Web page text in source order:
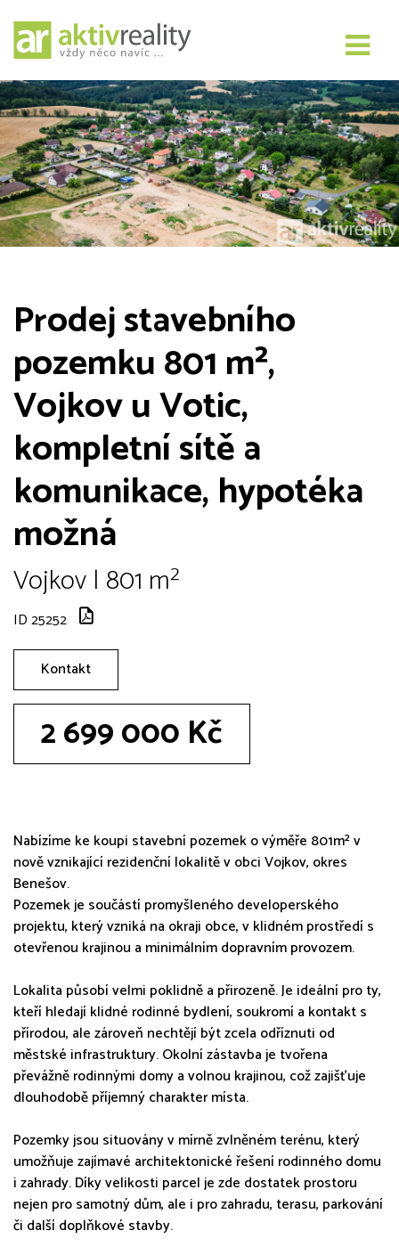
Prodej stavebního
pozemku 801 m²,
Vojkov u Votic,
kompletní sítě a
komunikace, hypotéka
možná
Vojkov | 801 m²
ID 25252
Kontakt
2 699 000 Kč
Nabízíme ke koupi stavební pozemek o výměře 801m² v
nově vznikající rezidenční lokalitě v obci Vojkov, okres
Benešov.
Pozemek je součástí promyšleného developerského
projektu, který vzniká na okraji obce, v klidném prostředí s
otevřenou krajinou a minimálním dopravním provozem.
Lokalita působí velmi poklidně a přirozeně. Je ideální pro ty,
kteří hledají klidné rodinné bydlení, soukromí a kontakt s
přírodou, ale zároveň nechtějí být zcela odříznuti od
městské infrastruktury. Okolní zástavba je tvořena
převážně rodinnými domy a volnou krajinou, což zajišťuje
dlouhodobě příjemný charakter místa.
Pozemky jsou situovány v mírně zvlněném terénu, který
umožňuje zajímavé architektonické řešení rodinného domu
i zahrady. Díky velikosti parcel je zde dostatek prostoru
nejen pro samotný dům, ale i pro zahradu, terasu, parkování
či další doplňkové stavby.